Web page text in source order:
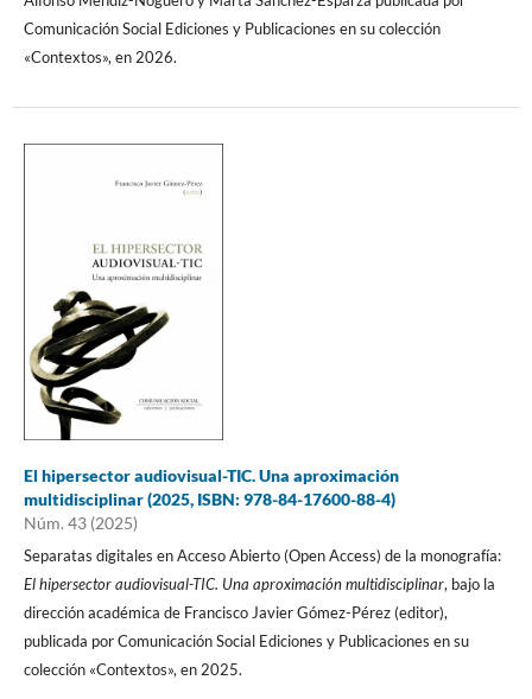
Comunicación Social Ediciones y Publicaciones en su colección
«Contextos», en 2026.
El hipersector audiovisual-TIC. Una aproximación
multidisciplinar (2025, ISBN: 978-84-17600-88-4)
Núm. 43 (2025)
Separatas digitales en Acceso Abierto (Open Access) de la monografía:
El hipersector audiovisual-TIC. Una aproximación multidisciplinar, bajo la
dirección académica de Francisco Javier Gómez-Pérez (editor),
publicada por Comunicación Social Ediciones y Publicaciones en su
colección «Contextos», en 2025.